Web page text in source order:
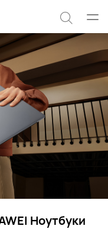
Поиск
по
сайту
Ноутбуки